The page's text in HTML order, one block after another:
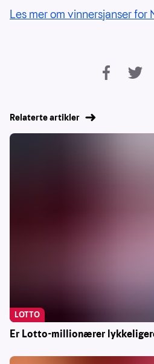
Les mer om vinnersjanser for
Relaterte artikler
Er Lotto-millionærer
LOTTO